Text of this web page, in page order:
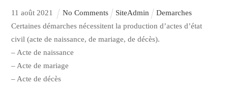
11 août 2021 No Comments SiteAdmin
Demarches
Certaines démarches nécessitent la production d’actes d’état
civil (acte de naissance, de mariage, de décès).
– Acte de naissance
– Acte de mariage
– Acte de décès